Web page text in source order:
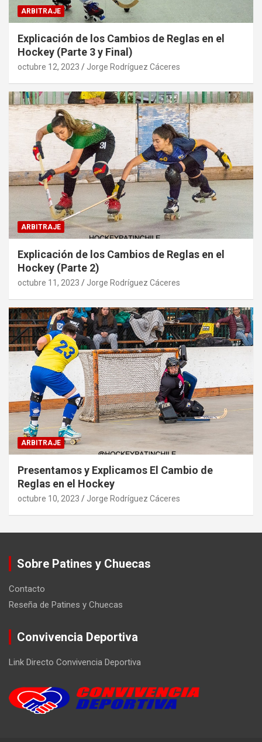
ARBITRAJE
Explicación de los Cambios de Reglas en el
Hockey (Parte 3 y Final)
octubre 12, 2023 Jorge Rodríguez Cáceres
ARBITRAJE
Explicación de los Cambios de Reglas en el
Hockey (Parte 2)
octubre 11, 2023 Jorge Rodríguez Cáceres
ARBITRAJE
Presentamos y Explicamos El Cambio de
Reglas en el Hockey
octubre 10, 2023 Jorge Rodríguez Cáceres
Sobre Patines y Chuecas
Contacto
Reseña de Patines y Chuecas
Convivencia Deportiva
Link Directo Convivencia Deportiva